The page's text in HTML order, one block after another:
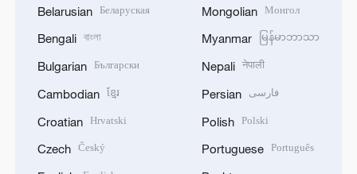
Belarusian Беларуская
Bengali বাংলা
Bulgarian Български
Cambodian ខ្មែរ
Croatian Hrvatski
Czech Český
Mongolian Монгол
Myanmar မြန်မာဘာသာ
Nepali नेपाली
Persian فارسی
Polish Polski
Portuguese Português